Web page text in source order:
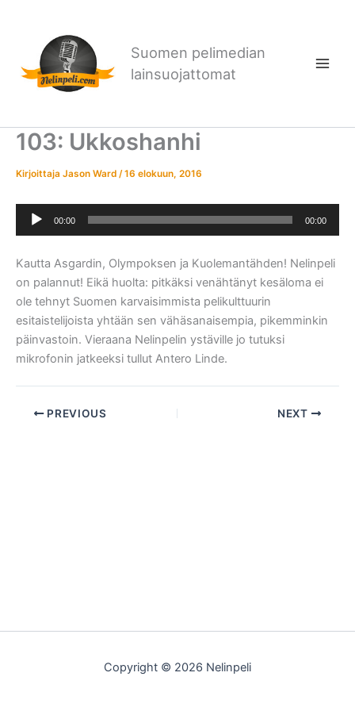
Suomen pelimedian
lainsuojattomat
103: Ukkoshanhi
Kirjoittaja Jason Ward /16 elokuun, 2016
Äänitoistin
00:00 00:00
Kautta Asgardin, Olympoksen ja Kuolemantähden! Nelinpeli
on palannut! Eikä huolta: pitkäksi venähtänyt kesäloma ei
ole tehnyt Suomen karvaisimmista pelikulttuurin
esitaistelijoista yhtään sen vähäsanaisempia, pikemminkin
päinvastoin. Vieraana Nelinpelin ystäville jo tutuksi
mikrofonin jatkeeksi tullut Antero Linde.
PREVIOUS NEXT
Copyright © 2026 Nelinpeli